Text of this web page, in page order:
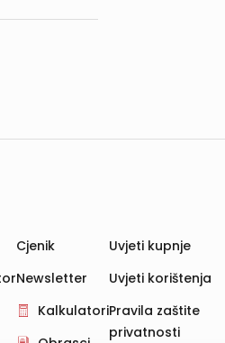
Cjenik
Newsletter
Kalkulatori
Uvjeti kupnje
Uvjeti korištenja
Pravila zaštite
privatnosti